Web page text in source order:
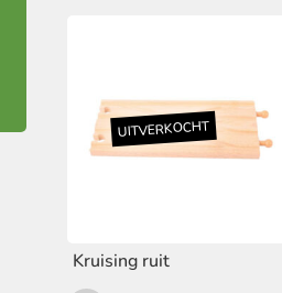
Kruising ruit